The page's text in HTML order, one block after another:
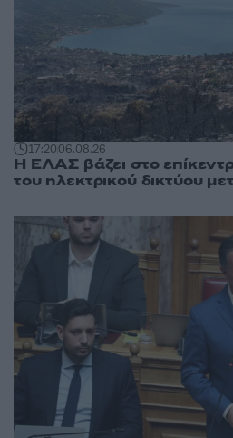
17:2006.08.26
Η ΕΛΑΣ βάζει στο
του ηλεκτρικού δικτύου